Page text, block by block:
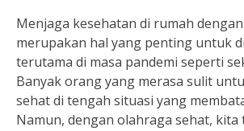
Menjaga kesehatan di rumah
merupakan hal yang penting untuk
terutama di masa pandemi seperti
Banyak orang yang merasa sulit
sehat di tengah situasi yang
Namun, dengan olahraga sehat, kita